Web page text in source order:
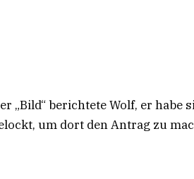
„Bild“ berichtete Wolf, er
um dort den Antrag zu